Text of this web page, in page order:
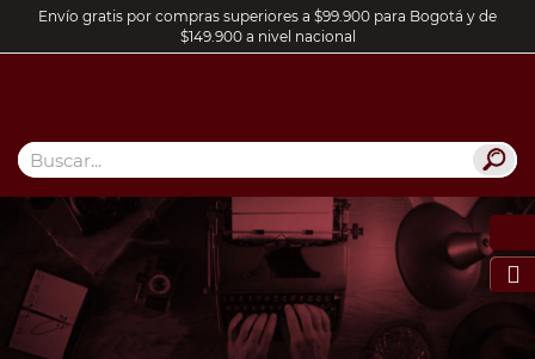
Envío gratis por compras superiores a $99.900 para Bogotá y de
$149.900 a nivel nacional
